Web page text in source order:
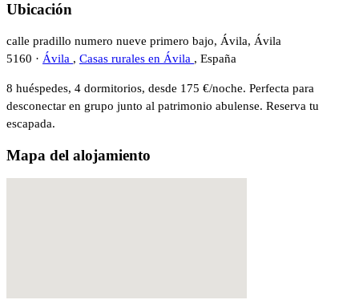
Ubicación
calle pradillo numero nueve primero bajo, Ávila, Ávila
5160 · Ávila , Casas rurales en Ávila , España
8 huéspedes, 4 dormitorios, desde 175 €/noche. Perfecta para
desconectar en grupo junto al patrimonio abulense. Reserva tu
escapada.
Mapa del alojamiento